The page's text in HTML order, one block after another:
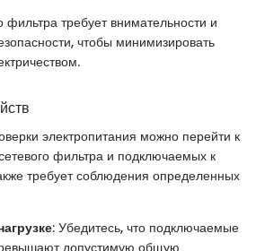
фильтра требует внимательности и
чтобы минимизировать
электропитания можно перейти к
фильтра и подключаемых к
требует соблюдения определенных
: Убедитесь, что подключаемые
допустимую общую